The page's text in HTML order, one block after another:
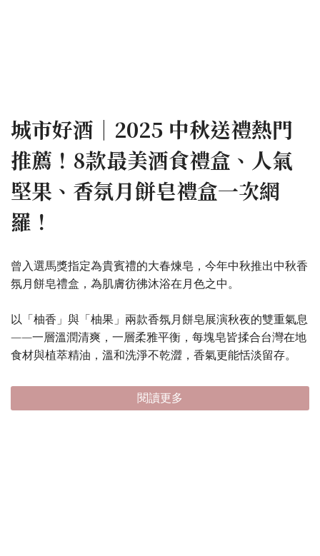
城市好酒｜2025 中秋送禮熱門
推薦！8款最美酒食禮盒、人氣
堅果、香氛月餅皂禮盒一次網
羅！
曾入選馬獎指定為貴賓禮的大春煉皂，今年中秋推出中秋香
氛月餅皂禮盒，為肌膚彷彿沐浴在月色之中。
以「柚香」與「柚果」兩款香氛月餅皂展演秋夜的雙重氣息
——一層溫潤清爽，一層柔雅平衡，每塊皂皆揉合台灣在地
食材與植萃精油，溫和洗淨不乾澀，香氣更能恬淡留存。
閱讀更多